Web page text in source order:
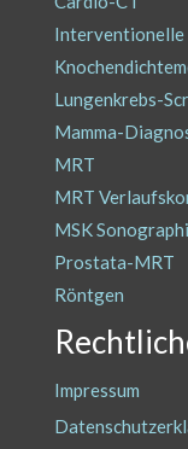
Interventionelle
Lungenkrebs-
Mamma-
MRT
MRT
MSK
Prostata-MRT
Röntgen
Impressum